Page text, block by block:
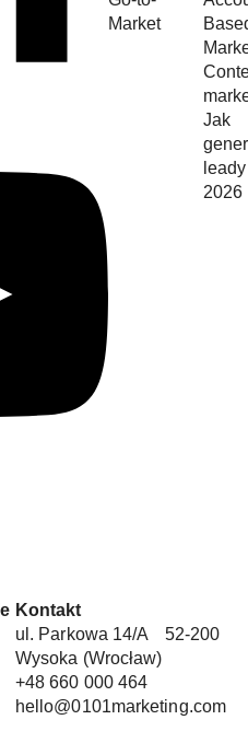
Market
Jak
2026
Kontakt
ul. Parkowa 14/A 52-200
Wysoka (Wrocław)
+48 660 000 464
hello@0101marketing.com